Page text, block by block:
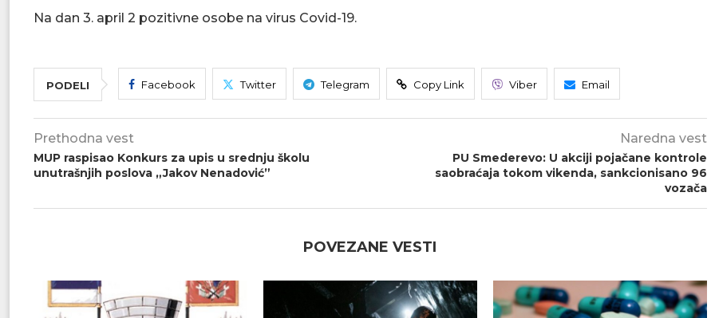
Na dan 3. april 2 pozitivne osobe na virus Covid-19.
PODELI Facebook Twitter Telegram Copy Link Viber Email
Prethodna vest
MUP raspisao Konkurs za upis u srednju školu
unutrašnjih poslova „Jakov Nenadović”
Naredna vest
PU Smederevo: U akciji pojačane kontrole
saobraćaja tokom vikenda, sankcionisano 96
vozača
POVEZANE VESTI